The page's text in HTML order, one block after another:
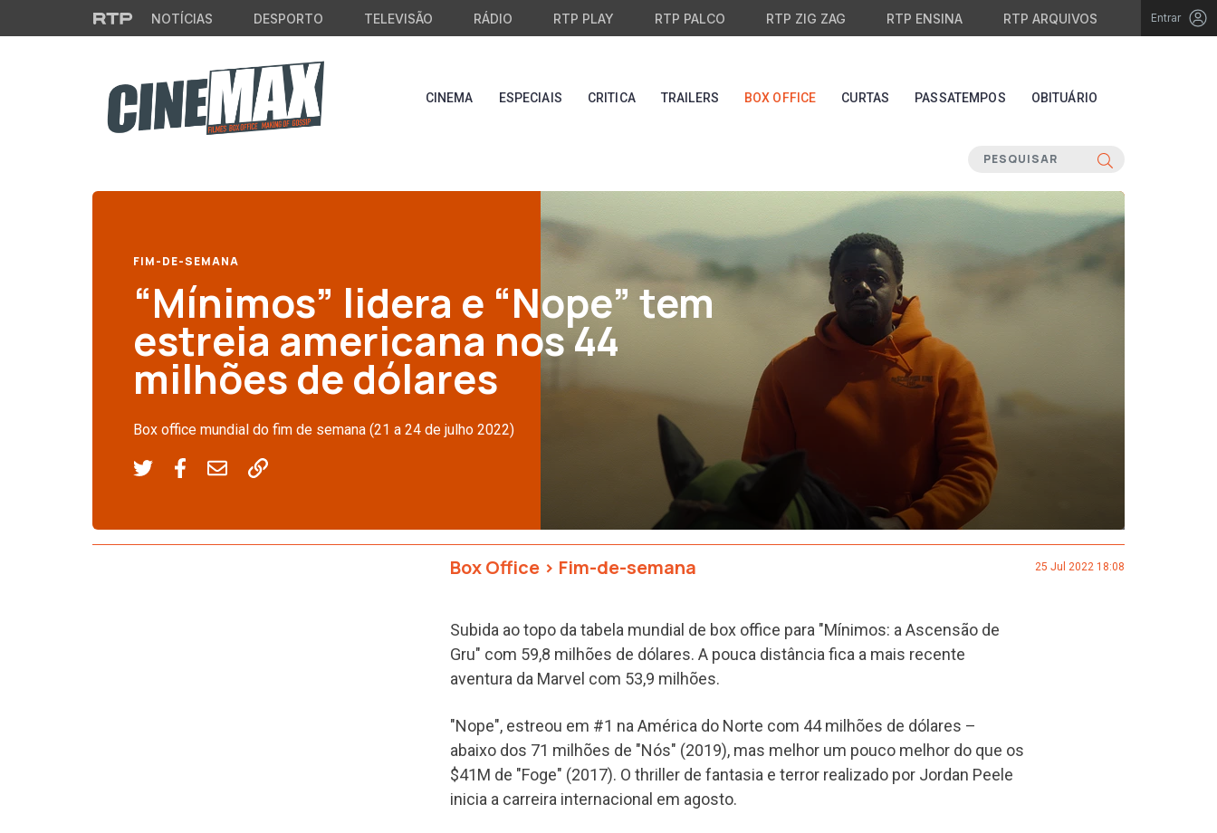
Saltar para o conteúdo principal
NOTÍCIAS DESPORTO TELEVISÃO RÁDIO RTP PLAY RTP PALCO RTP ZIG ZAG RTP ENSINA RTP ARQUIVOS Entrar
CINEMA ESPECIAIS CRITICA TRAILERS BOX OFFICE CURTAS PASSATEMPOS OBITUÁRIO
FIM-DE-SEMANA
“Mínimos” lidera e “Nope” tem
estreia americana nos 44
milhões de dólares
Box office mundial do fim de semana (21 a 24 de julho 2022)
Box Office > Fim-de-semana 25 Jul 2022 18:08
Subida ao topo da tabela mundial de box office para "Mínimos: a Ascensão de
Gru" com 59,8 milhões de dólares. A pouca distância fica a mais recente
aventura da Marvel com 53,9 milhões.
"Nope", estreou em #1 na América do Norte com 44 milhões de dólares –
abaixo dos 71 milhões de "Nós" (2019), mas melhor um pouco melhor do que os
$41M de "Foge" (2017). O thriller de fantasia e terror realizado por Jordan Peele
inicia a carreira internacional em agosto.